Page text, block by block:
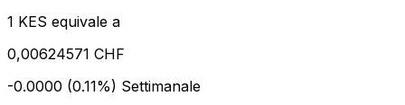
1 KES equivale a
0,00624571 CHF
-0.0000 (0.11%) Settimanale